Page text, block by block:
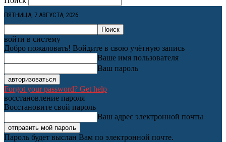
ПЯТНИЦА, 7 АВГУСТА, 2026
войти в систему
Добро пожаловать! Войдите в свою учётную запись
Ваше имя пользователя
Ваш пароль
Forgot your password? Get help
восстановление пароля
Восстановите свой пароль
Ваш адрес электронной почты
Пароль будет выслан Вам по электронной почте.